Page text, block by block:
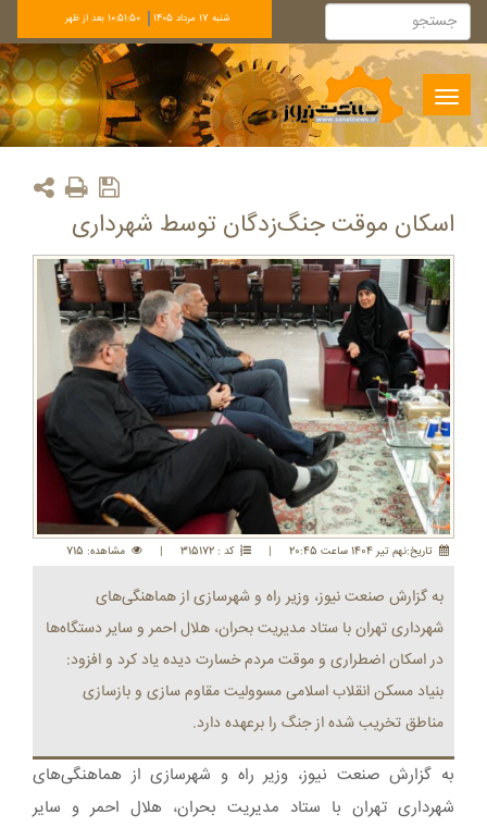
شنبه 17 مرداد 1405 10:51:50 بعد از ظهر
Toggle
navigation
اسکان موقت جنگ‌زدگان توسط شهرداری
تاريخ:نهم تير 1404 ساعت 20:45 | کد : 315172 | مشاهده: 715
به گزارش صنعت نیوز، وزیر راه ‌و شهرسازی از هماهنگی‌های
شهرداری تهران با ستاد مدیریت بحران، هلال احمر و سایر دستگاه‌ها
در اسکان اضطراری و موقت مردم خسارت دیده یاد کرد و افزود:
بنیاد مسکن انقلاب اسلامی مسوولیت مقاوم سازی و بازسازی
مناطق تخریب شده از جنگ را برعهده دارد.
به گزارش صنعت نیوز، وزیر راه ‌و شهرسازی از هماهنگی‌های
شهرداری تهران با ستاد مدیریت بحران، هلال احمر و سایر